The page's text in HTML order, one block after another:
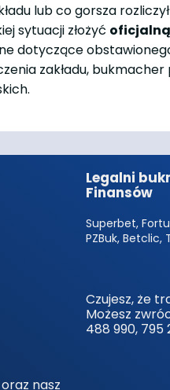
lub co gorsza
sytuacji złożyć
dotyczące
zakładu,
nasz
Legalni
Finansów
Superbet,
PZBuk, Betclic,
Czujesz, że
Możesz
488 990,